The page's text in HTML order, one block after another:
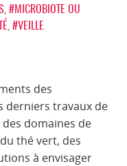
#MICROBIOTE OU
#VEILLE
des
derniers travaux de
domaines de
thé vert, des
à envisager